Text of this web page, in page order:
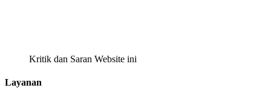
Kritik dan Saran Website ini
Layanan